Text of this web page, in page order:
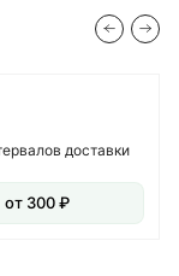
доставки
от 300 ₽